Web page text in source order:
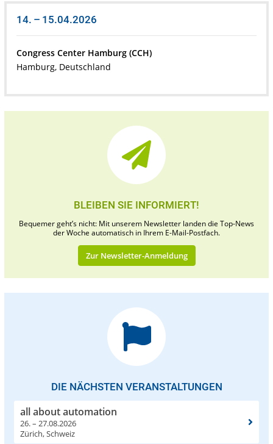
14. – 15.04.2026
Congress Center Hamburg (CCH)
Hamburg, Deutschland
BLEIBEN SIE INFORMIERT!
Bequemer geht’s nicht: Mit unserem Newsletter landen die Top-News
der Woche automatisch in Ihrem E-Mail-Postfach.
Zur Newsletter-Anmeldung
DIE NÄCHSTEN VERANSTALTUNGEN
all about automation
26. – 27.08.2026
Zürich, Schweiz